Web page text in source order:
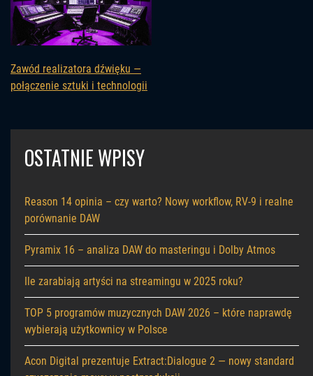
Zawód realizatora dźwięku —
połączenie sztuki i technologii
OSTATNIE WPISY
Reason 14 opinia – czy warto? Nowy workflow, RV-9 i realne
porównanie DAW
Pyramix 16 – analiza DAW do masteringu i Dolby Atmos
Ile zarabiają artyści na streamingu w 2025 roku?
TOP 5 programów muzycznych DAW 2026 – które naprawdę
wybierają użytkownicy w Polsce
Acon Digital prezentuje Extract:Dialogue 2 — nowy standard